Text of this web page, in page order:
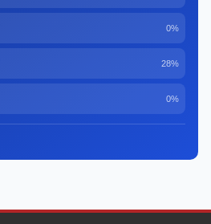
0%
28%
0%